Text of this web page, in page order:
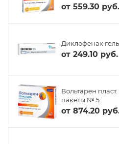
от 559.30 руб.
Диклофенак
от 249.10 руб.
Вольтарен
пакеты № 5
от 874.20